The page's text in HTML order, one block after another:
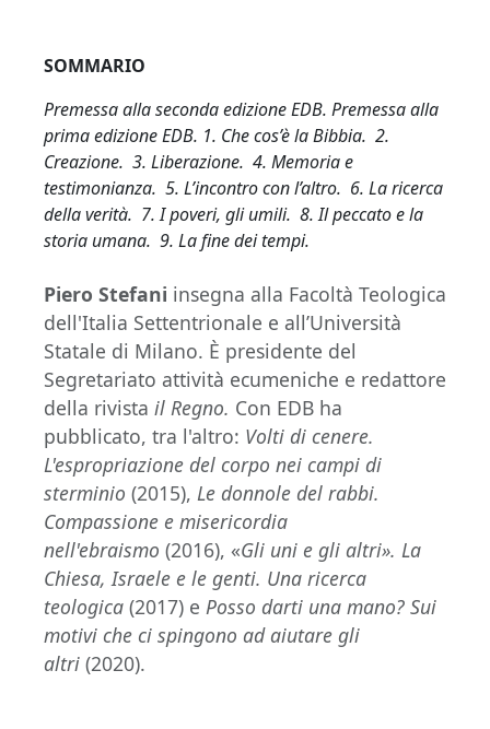
SOMMARIO
Premessa alla seconda edizione EDB. Premessa alla
prima edizione EDB. 1. Che cos’è la Bibbia. 2.
Creazione. 3. Liberazione. 4. Memoria e
testimonianza. 5. L’incontro con l’altro. 6. La ricerca
della verità. 7. I poveri, gli umili. 8. Il peccato e la
storia umana. 9. La fine dei tempi.
Piero Stefani insegna alla Facoltà Teologica
dell'Italia Settentrionale e all’Università
Statale di Milano. È presidente del
Segretariato attività ecumeniche e redattore
della rivista il Regno. Con EDB ha
pubblicato, tra l'altro: Volti di cenere.
L'espropriazione del corpo nei campi di
sterminio (2015), Le donnole del rabbi.
Compassione e misericordia
nell'ebraismo (2016), «Gli uni e gli altri». La
Chiesa, Israele e le genti. Una ricerca
teologica (2017) e Posso darti una mano? Sui
motivi che ci spingono ad aiutare gli
altri (2020).